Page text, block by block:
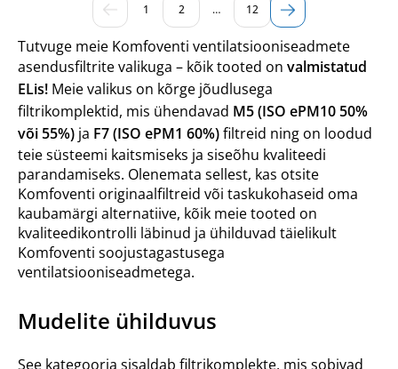
1 2 … 12
Tutvuge meie Komfoventi ventilatsiooniseadmete
asendusfiltrite valikuga – kõik tooted on valmistatud
ELis! Meie valikus on kõrge jõudlusega
filtrikomplektid, mis ühendavad M5 (ISO ePM10 50%
või 55%) ja F7 (ISO ePM1 60%)filtreid ning on loodud
teie süsteemi kaitsmiseks ja siseõhu kvaliteedi
parandamiseks. Olenemata sellest, kas otsite
Komfoventi originaalfiltreid või taskukohaseid oma
kaubamärgi alternatiive, kõik meie tooted on
kvaliteedikontrolli läbinud ja ühilduvad täielikult
Komfoventi soojustagastusega
ventilatsiooniseadmetega.
Mudelite ühilduvus
See kategooria sisaldab filtrikomplekte, mis sobivad